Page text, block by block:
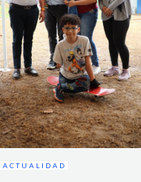
ACTUALIDAD